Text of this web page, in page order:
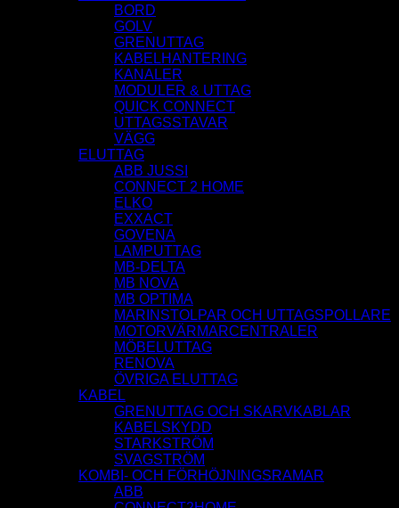
BORD
GOLV
GRENUTTAG
KABELHANTERING
KANALER
MODULER & UTTAG
QUICK CONNECT
UTTAGSSTAVAR
VÄGG
ELUTTAG
ABB JUSSI
CONNECT 2 HOME
ELKO
EXXACT
GOVENA
LAMPUTTAG
MB-DELTA
MB NOVA
MB OPTIMA
MARINSTOLPAR OCH UTTAGSPOLLARE
MOTORVÄRMARCENTRALER
MÖBELUTTAG
RENOVA
ÖVRIGA ELUTTAG
KABEL
GRENUTTAG OCH SKARVKABLAR
KABELSKYDD
STARKSTRÖM
SVAGSTRÖM
KOMBI- OCH FÖRHÖJNINGSRAMAR
ABB